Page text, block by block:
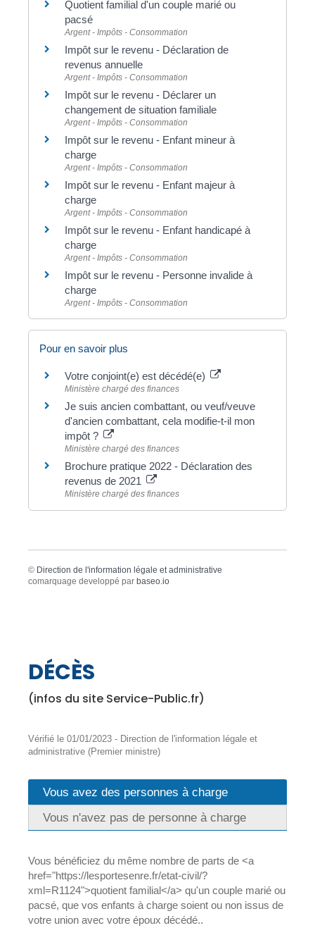
Quotient familial d'un couple marié ou
pacsé
Argent - Impôts - Consommation
Impôt sur le revenu - Déclaration de
revenus annuelle
Argent - Impôts - Consommation
Impôt sur le revenu - Déclarer un
changement de situation familiale
Argent - Impôts - Consommation
Impôt sur le revenu - Enfant mineur à
charge
Argent - Impôts - Consommation
Impôt sur le revenu - Enfant majeur à
charge
Argent - Impôts - Consommation
Impôt sur le revenu - Enfant handicapé à
charge
Argent - Impôts - Consommation
Impôt sur le revenu - Personne invalide à
charge
Argent - Impôts - Consommation
Pour en savoir plus
Votre conjoint(e) est décédé(e)
Ministère chargé des finances
Je suis ancien combattant, ou veuf/veuve
d'ancien combattant, cela modifie-t-il mon
impôt ?
Ministère chargé des finances
Brochure pratique 2022 - Déclaration des
revenus de 2021
Ministère chargé des finances
© Direction de l'information légale et administrative
comarquage developpé par baseo.io
DÉCÈS
(infos du site Service-Public.fr)
Vérifié le 01/01/2023 - Direction de l'information légale et
administrative (Premier ministre)
Vous avez des personnes à charge
Vous n'avez pas de personne à charge
Vous bénéficiez du même nombre de parts de <a
href="https://lesportesenre.fr/etat-civil/?
xml=R1124">quotient familial</a> qu'un couple marié ou
pacsé, que vos enfants à charge soient ou non issus de
votre union avec votre époux décédé..